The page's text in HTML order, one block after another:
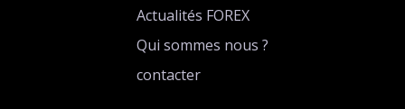
Actualités FOREX
Qui sommes nous ?
contacter